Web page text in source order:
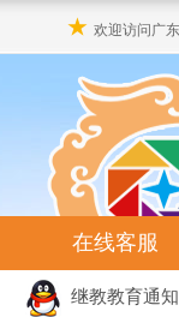
★ 欢迎访问广
网站首页
在线客服
继教教育通知